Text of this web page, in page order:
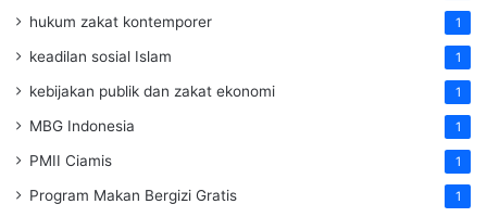
hukum zakat kontemporer 1
keadilan sosial Islam 1
kebijakan publik dan zakat ekonomi 1
MBG Indonesia 1
PMII Ciamis 1
Program Makan Bergizi Gratis 1